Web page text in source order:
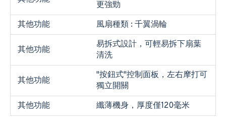
更強勁
其他功能
風扇種類 : 千翼渦輪
其他功能
易拆式設計，可輕易拆下扇葉
清洗
其他功能
"按鈕式"控制面板，左右摩打可
獨立開關
其他功能
纖薄機身，厚度僅120毫米